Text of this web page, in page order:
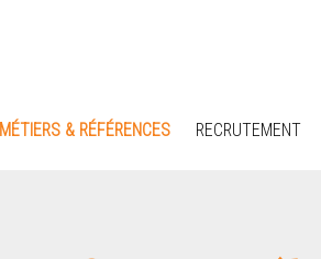
MÉTIERS & RÉFÉRENCES RECRUTEMENT